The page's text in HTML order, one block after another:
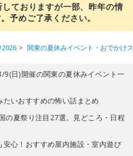
ておりますが一部、昨年の情
予めご了承ください。
2026 関東の夏休みイベント・おでかけ
9(日)開催の関東の夏休みイベント一
たいおすすめの怖い話まとめ
の夏祭り注目27選。見どころ・日程
安心！おすすめ屋内施設・室内遊び